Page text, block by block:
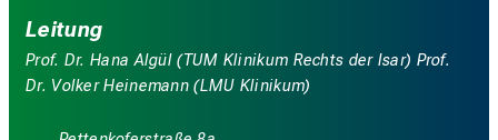
Leitung
Prof. Dr. Hana Algül (TUM Klinikum Rechts der Isar) Prof.
Dr. Volker Heinemann (LMU Klinikum)